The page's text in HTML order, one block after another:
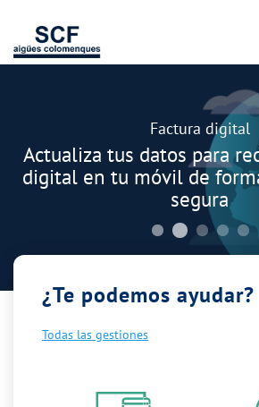
Descubre nuestro programa de
Talentos"
Buscamos jóvenes
cursar estudios
¿Te podemos ayudar?
Todas las gestiones